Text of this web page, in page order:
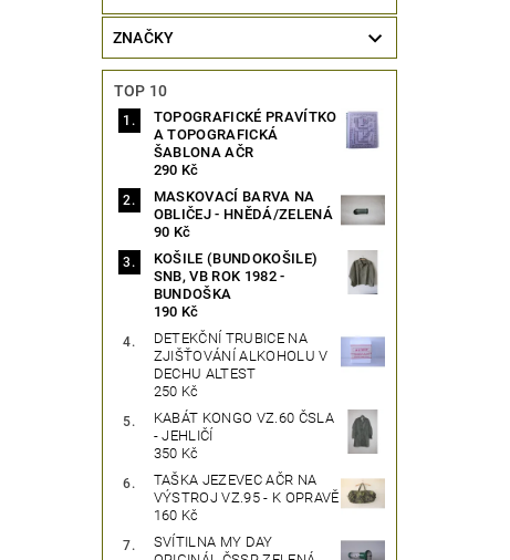
ZNAČKY
TOP 10
TOPOGRAFICKÉ PRAVÍTKO
A TOPOGRAFICKÁ
ŠABLONA AČR
290 Kč
MASKOVACÍ BARVA NA
OBLIČEJ - HNĚDÁ/ZELENÁ
90 Kč
KOŠILE (BUNDOKOŠILE)
SNB, VB ROK 1982 -
BUNDOŠKA
190 Kč
DETEKČNÍ TRUBICE NA
ZJIŠŤOVÁNÍ ALKOHOLU V
DECHU ALTEST
250 Kč
KABÁT KONGO VZ.60 ČSLA
- JEHLIČÍ
350 Kč
TAŠKA JEZEVEC AČR NA
VÝSTROJ VZ.95 - K OPRAVĚ
160 Kč
SVÍTILNA MY DAY